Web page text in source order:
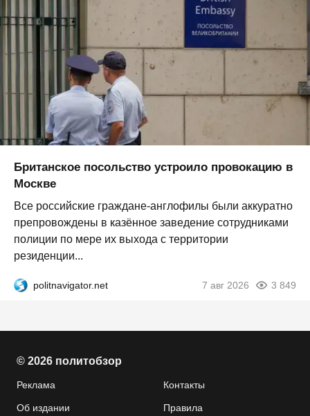
Британское посольство устроило провокацию в
Москве
Все российские граждане-англофилы были аккуратно
препровождены в казённое заведение сотрудниками
полиции по мере их выхода с территории
резиденции...
politnavigator.net 7 авг 2026 3 849
© 2026 политобзор
Реклама Контакты
Об издании Правила